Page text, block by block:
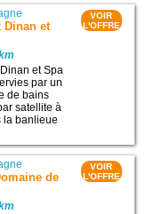
Dinan et
et Spa
par un
de bains
satellite à
la banlieue
VOIR
L'OFFRE
de
VOIR
L'OFFRE